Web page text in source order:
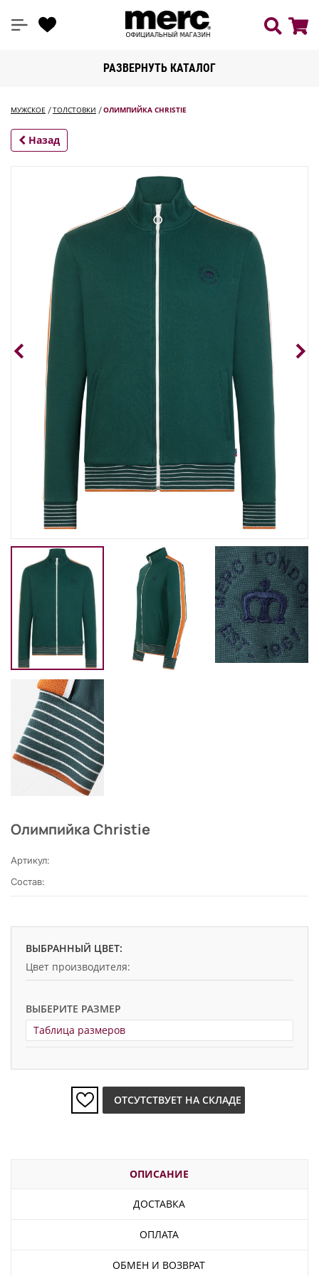
РАЗВЕРНУТЬ КАТАЛОГ
МУЖСКОЕ ТОЛСТОВКИ ОЛИМПИЙКА CHRISTIE
Назад
Олимпийка Christie
Артикул:
Состав:
ВЫБРАННЫЙ ЦВЕТ:
Цвет производителя:
ВЫБЕРИТЕ РАЗМЕР
Таблица размеров
ОТСУТСТВУЕТ НА СКЛАДЕ
ОПИСАНИЕ
ДОСТАВКА
ОПЛАТА
ОБМЕН И ВОЗВРАТ